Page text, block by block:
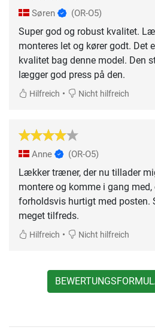
Søren (OR-O5)
Super god og robust kvalitet.
monteres let og kører godt. Det
kvalitet bag denne model. Den
lægger god press på den.
Hilfreich • Nicht hilfreich
Anne (OR-O5)
Lækker træner, der nu tillader
montere og komme i gang med,
forholdsvis hurtigt med posten.
meget tilfreds.
Hilfreich • Nicht hilfreich